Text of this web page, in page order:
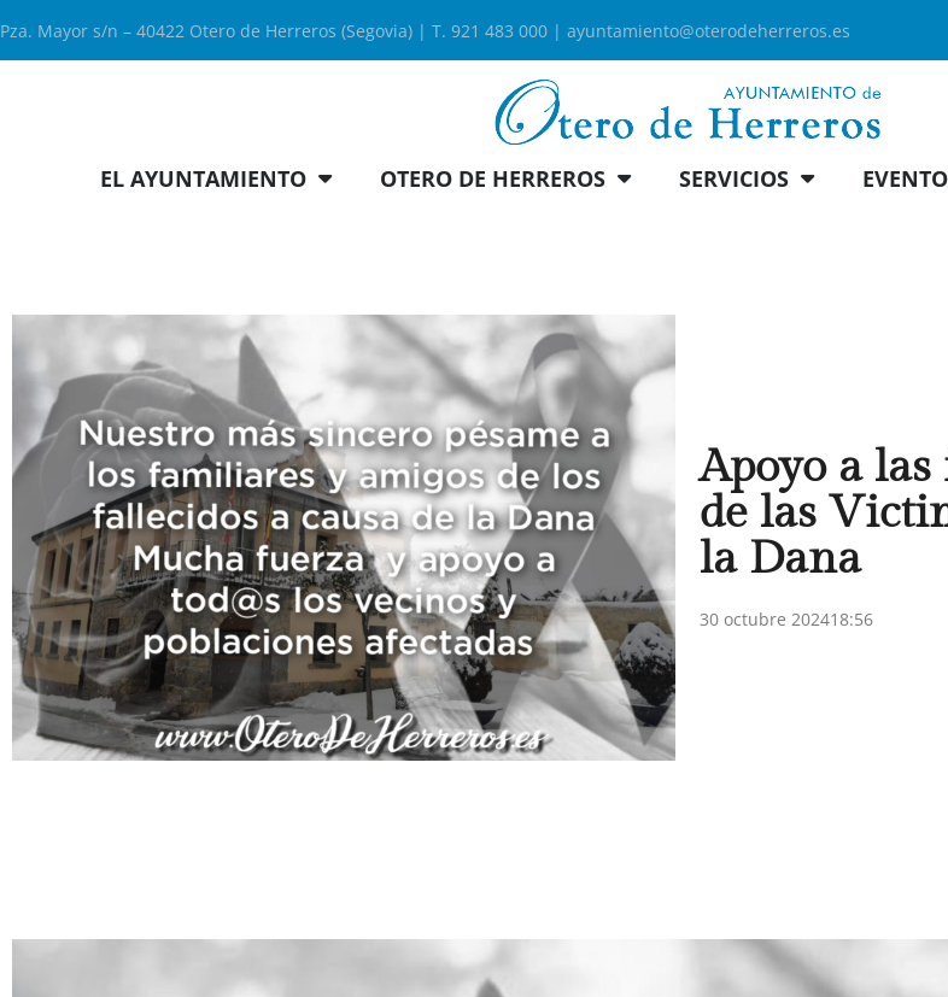
Pza. Mayor s/n – 40422 Otero de Herreros (Segovia) | T. 921 483 000 | ayuntamiento@oterodeherreros.es
EL AYUNTAMIENTO OTERO DE HERREROS SERVICIOS
Apoyo a
de las
la Dana
30 octubre 202418:56